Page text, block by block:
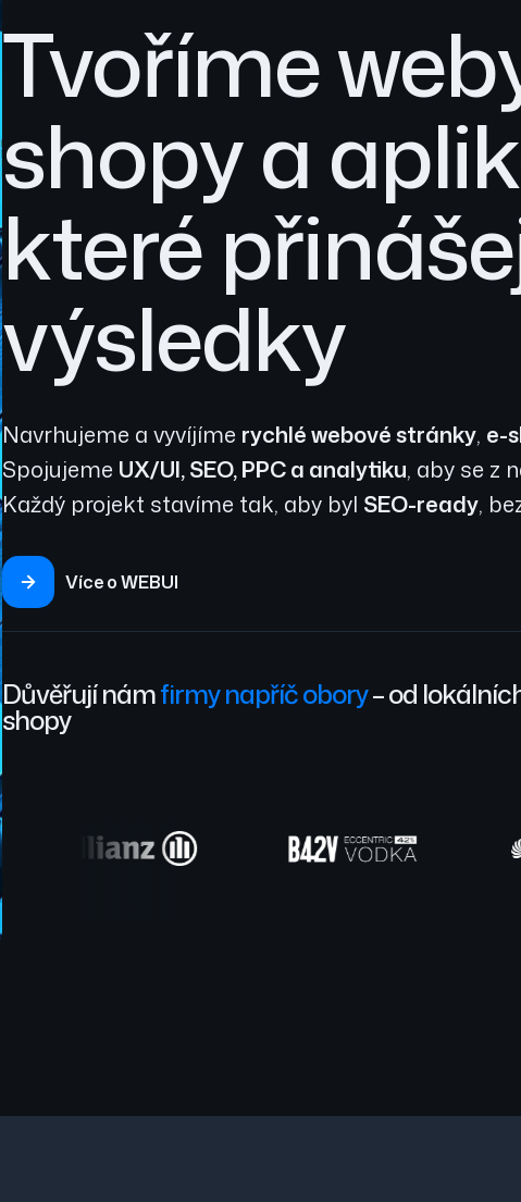
Tvoříme
shopy a
které
výsledky
Navrhujeme a vyvíjíme rychlé webové stránky, e-
Spojujeme UX/UI, SEO, PPC a analytiku, aby se z
Každý projekt stavíme tak, aby byl SEO-ready,
Více o WEBUI
Důvěřují námfirmy napříč obory– od
shopy